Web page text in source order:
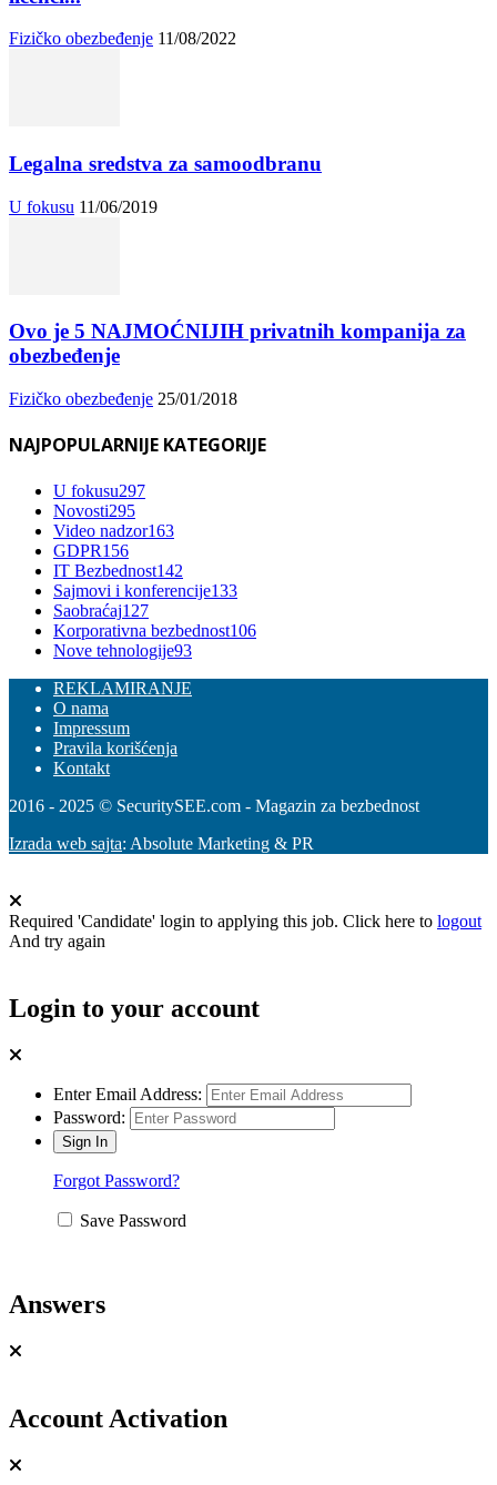
Fizičko obezbeđenje 11/08/2022
Legalna sredstva za samoodbranu
U fokusu 11/06/2019
Ovo je 5 NAJMOĆNIJIH privatnih kompanija za
obezbeđenje
Fizičko obezbeđenje 25/01/2018
NAJPOPULARNIJE KATEGORIJE
U fokusu297
Novosti295
Video nadzor163
GDPR156
IT Bezbednost142
Sajmovi i konferencije133
Saobraćaj127
Korporativna bezbednost106
Nove tehnologije93
REKLAMIRANJE
O nama
Impressum
Pravila korišćenja
Kontakt
2016 - 2025 © SecuritySEE.com - Magazin za bezbednost
Izrada web sajta: Absolute Marketing & PR
Required 'Candidate' login to applying this job. Click here to logout
And try again
Login to your account
Enter Email Address:
Password:
Forgot Password?
Save Password
Answers
Account Activation